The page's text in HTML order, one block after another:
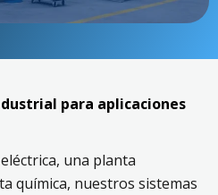
para aplicaciones
una planta
química, nuestros sistemas